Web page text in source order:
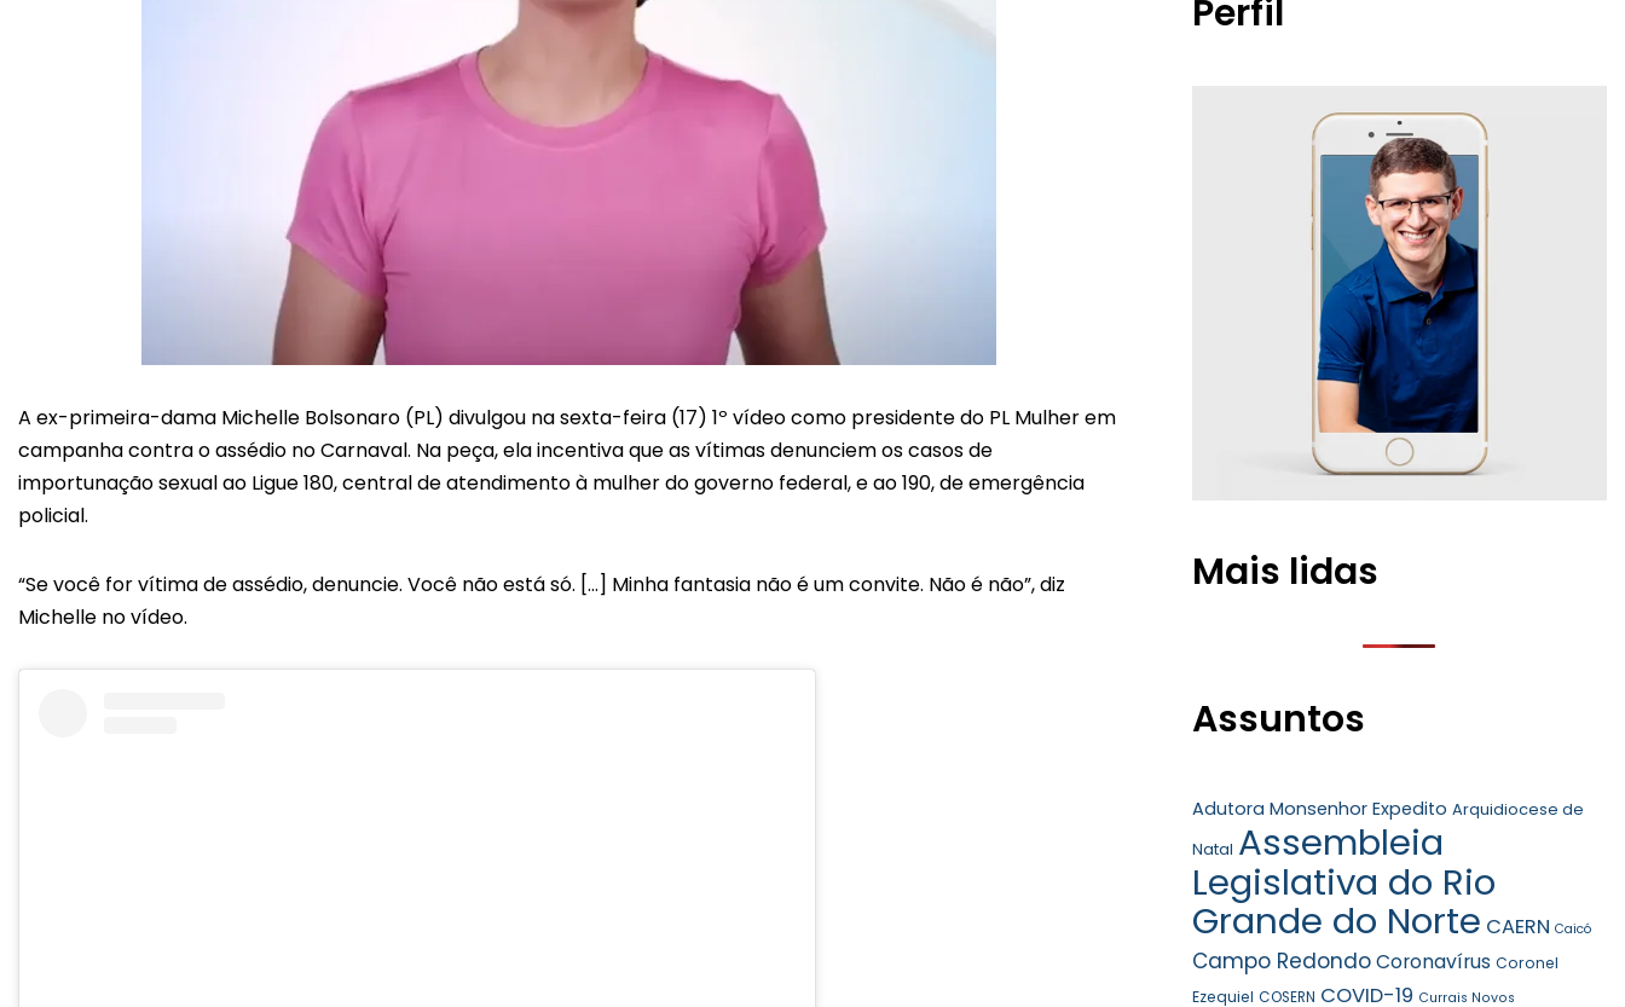
A ex-primeira-dama Michelle Bolsonaro (PL) divulgou na sexta-feira (17) 1º vídeo como presidente do PL Mulher em
campanha contra o assédio no Carnaval. Na peça, ela incentiva que as vítimas denunciem os casos de
importunação sexual ao Ligue 180, central de atendimento à mulher do governo federal, e ao 190, de emergência
policial.
“Se você for vítima de assédio, denuncie. Você não está só. […] Minha fantasia não é um convite. Não é não”, diz
Michelle no vídeo.
Perfil
Mais lidas
Assuntos
Adutora Monsenhor Expedito Arquidiocese de
Natal Assembleia
Legislativa do Rio
Grande do Norte CAERN Caicó
Campo Redondo Coronavírus Coronel
Ezequiel COSERN COVID-19 Currais Novos